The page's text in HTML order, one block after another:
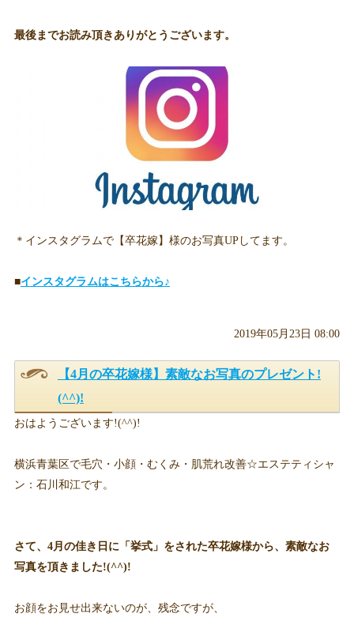
最後までお読み頂きありがとうございます。
＊インスタグラムで【卒花嫁】様のお写真UPしてます。
■インスタグラムはこちらから♪
2019年05月23日 08:00
【4月の卒花嫁様】素敵なお写真のプレゼント!
(^^)!
おはようございます!(^^)!
横浜青葉区で毛穴・小顔・むくみ・肌荒れ改善☆エステティシャ
ン：石川和江です。
さて、4月の佳き日に「挙式」をされた卒花嫁様から、素敵なお
写真を頂きました!(^^)!
お顔をお見せ出来ないのが、残念ですが、